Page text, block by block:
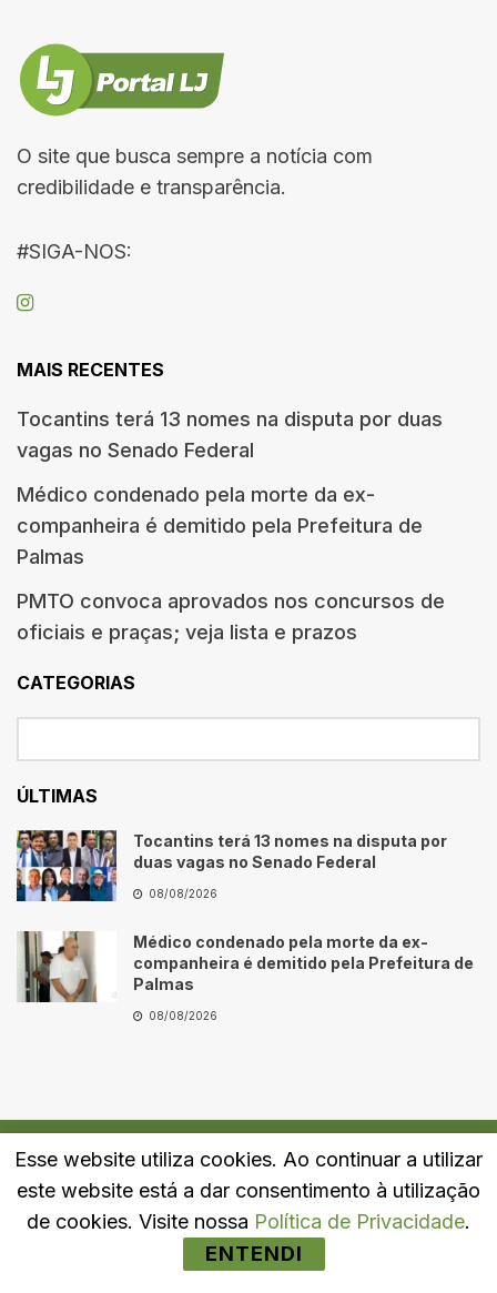
O site que busca sempre a notícia com
credibilidade e transparência.
#SIGA-NOS:
MAIS RECENTES
Tocantins terá 13 nomes na disputa por duas
vagas no Senado Federal
Médico condenado pela morte da ex-
companheira é demitido pela Prefeitura de
Palmas
PMTO convoca aprovados nos concursos de
oficiais e praças; veja lista e prazos
CATEGORIAS
ÚLTIMAS
Tocantins terá 13 nomes na disputa por
duas vagas no Senado Federal
08/08/2026
Médico condenado pela morte da ex-
companheira é demitido pela Prefeitura de
Palmas
08/08/2026
Quem Somos Fale Conosco Política de Privacidade
Esse website utiliza cookies. Ao continuar a utilizar
este website está a dar consentimento à utilização
de cookies. Visite nossa Política de Privacidade.
ENTENDI